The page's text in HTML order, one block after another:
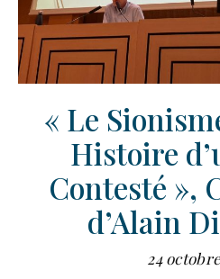
« Le
Histoire
Contesté »,
d’Alain
24